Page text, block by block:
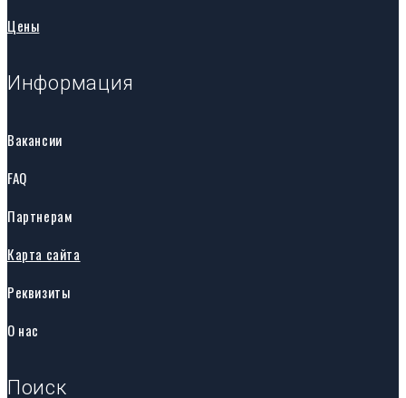
Цены
Информация
Вакансии
FAQ
Партнерам
Карта сайта
Реквизиты
О нас
Поиск